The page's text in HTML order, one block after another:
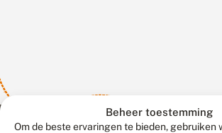
Beheer toestemming
Om de beste ervaringen te bieden, gebruiken